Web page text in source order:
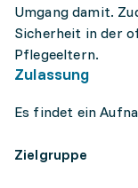
Umgang damit.
Sicherheit in der
Pflegeeltern.
Zulassung
Es findet ein
Zielgruppe